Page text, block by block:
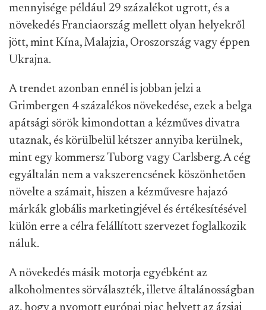
mennyisége például 29 százalékot ugrott, és a
növekedés Franciaország mellett olyan helyekről
jött, mint Kína, Malajzia, Oroszország vagy éppen
Ukrajna.
A trendet azonban ennél is jobban jelzi a
Grimbergen 4 százalékos növekedése, ezek a belga
apátsági sörök kimondottan a kézműves divatra
utaznak, és körülbelül kétszer annyiba kerülnek,
mint egy kommersz Tuborg vagy Carlsberg. A cég
egyáltalán nem a vakszerencsének köszönhetően
növelte a számait, hiszen a kézművesre hajazó
márkák globális marketingjével és értékesítésével
külön erre a célra felállított szervezet foglalkozik
náluk.
A növekedés másik motorja egyébként az
alkoholmentes sörválaszték, illetve általánosságban
az, hogy a nyomott európai piac helyett az ázsiai